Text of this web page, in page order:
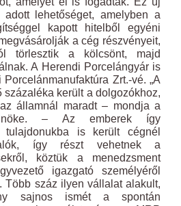
adott lehetőséget, amelyben a
kapott hitelből egyéni
a cég részvényeit,
törlesztik a kölcsönt, majd
A Herendi Porcelángyár is
Zrt.-vé. „A
százaléka került a dolgozókhoz,
államnál maradt – mondja a
elnöke. – Az emberek így
is került cégnél
így részt vehetnek a
köztük a menedzsment
igazgató személyéről
Több száz ilyen vállalat alakult,
sajnos ismét a spontán